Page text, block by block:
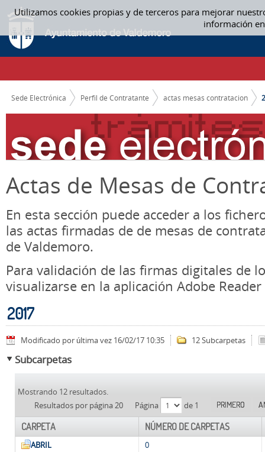
Utilizamos cookies propias y de terceros para mejorar
información
Saltar al contenido
2017 - ACTAS MESAS CONTRATACION
CAMINO DE MIGAS
Sede Electrónica Perfil de Contratante actas mesas contratacion
Actas de Mesas de
En esta sección puede acceder a los
las actas firmadas de de mesas de
de Valdemoro.
Para validación de las firmas digitales de
visualizarse en la aplicación Adobe Reader
2017
Modificado por última vez 16/02/17 10:35 12 Subcarpetas
Subcarpetas
Mostrando 12 resultados.
Resultados por página 20
Página de 1 PRIMERO
CARPETA NÚMERO DE CARPETAS
ABRIL
0